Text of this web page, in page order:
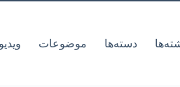
دسته‌ها موضوعات